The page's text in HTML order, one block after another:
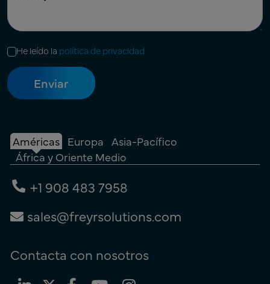
He leído la política de privacidad
Américas Europa Asia-Pacífico
África y Oriente Medio
+1 908 483 7958
sales@freyrsolutions.com
Contacta con nosotros